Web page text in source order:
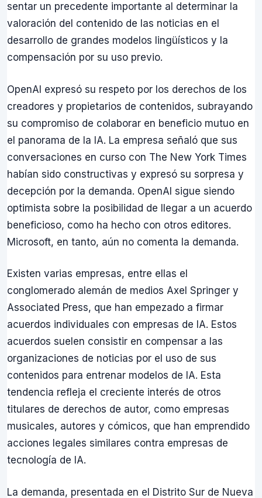
sentar un precedente importante al determinar la
valoración del contenido de las noticias en el
desarrollo de grandes modelos lingüísticos y la
compensación por su uso previo.
OpenAI expresó su respeto por los derechos de los
creadores y propietarios de contenidos, subrayando
su compromiso de colaborar en beneficio mutuo en
el panorama de la IA. La empresa señaló que sus
conversaciones en curso con The New York Times
habían sido constructivas y expresó su sorpresa y
decepción por la demanda. OpenAI sigue siendo
optimista sobre la posibilidad de llegar a un acuerdo
beneficioso, como ha hecho con otros editores.
Microsoft, en tanto, aún no comenta la demanda.
Existen varias empresas, entre ellas el
conglomerado alemán de medios Axel Springer y
Associated Press, que han empezado a firmar
acuerdos individuales con empresas de IA. Estos
acuerdos suelen consistir en compensar a las
organizaciones de noticias por el uso de sus
contenidos para entrenar modelos de IA. Esta
tendencia refleja el creciente interés de otros
titulares de derechos de autor, como empresas
musicales, autores y cómicos, que han emprendido
acciones legales similares contra empresas de
tecnología de IA.
La demanda, presentada en el Distrito Sur de Nueva